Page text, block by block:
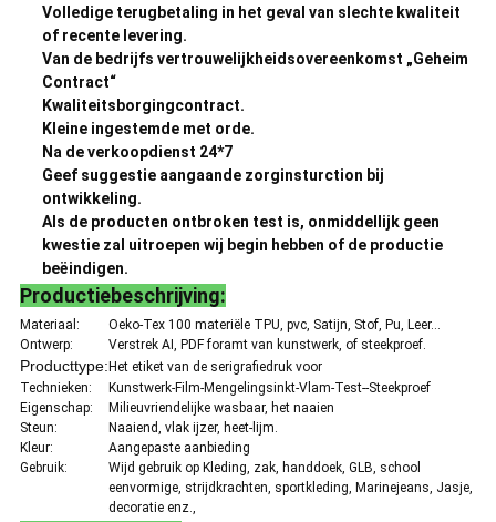
Volledige terugbetaling in het geval van slechte kwaliteit
of recente levering.
Van de bedrijfs vertrouwelijkheidsovereenkomst „Geheim
Contract“
Kwaliteitsborgingcontract.
Kleine ingestemde met orde.
Na de verkoopdienst 24*7
Geef suggestie aangaande zorginsturction bij
ontwikkeling.
Als de producten ontbroken test is, onmiddellijk geen
kwestie zal uitroepen wij begin hebben of de productie
beëindigen.
Productiebeschrijving:
Materiaal:
Oeko-Tex 100 materiële TPU, pvc, Satijn, Stof, Pu, Leer…
Ontwerp:
Verstrek AI, PDF foramt van kunstwerk, of steekproef.
Producttype: Het etiket van de serigrafiedruk voor
Technieken:
Kunstwerk-Film-Mengelingsinkt-Vlam-Test--Steekproef
Eigenschap:
Milieuvriendelijke wasbaar, het naaien
Steun:
Naaiend, vlak ijzer, heet-lijm.
Kleur:
Aangepaste aanbieding
Gebruik:
Wijd gebruik op Kleding, zak, handdoek, GLB, school
eenvormige, strijdkrachten, sportkleding, Marinejeans, Jasje,
decoratie enz.,